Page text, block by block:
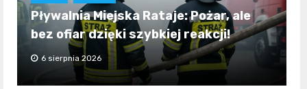
Pływalnia Miejska Rataje: Pożar, ale
bez ofiar dzięki szybkiej reakcji!
6 sierpnia 2026